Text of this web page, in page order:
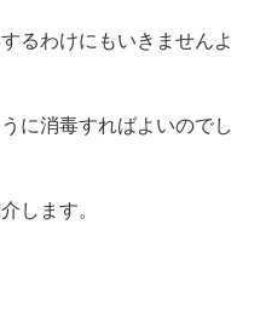
るわけにもいきませんよ
に消毒すればよいのでし
します。